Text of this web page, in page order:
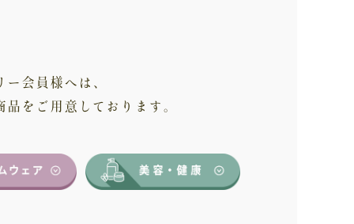
ー会員様へは、
品をご用意しております。